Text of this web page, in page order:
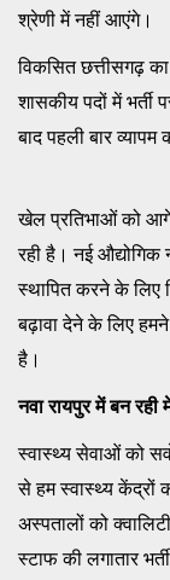
श्रेणी में नहीं आएंगे।
विकसित छत्तीसगढ़
शासकीय पदों में भर्ती
बाद पहली बार
खेल प्रतिभाओं को आगे
रही है। नई
स्थापित करने के लिए
बढ़ावा देने के लिए
है।
नवा रायपुर में बन रही
स्वास्थ्य सेवाओं को
से हम स्वास्थ्य केंद्रों
अस्पतालों को
स्टाफ की लगातार